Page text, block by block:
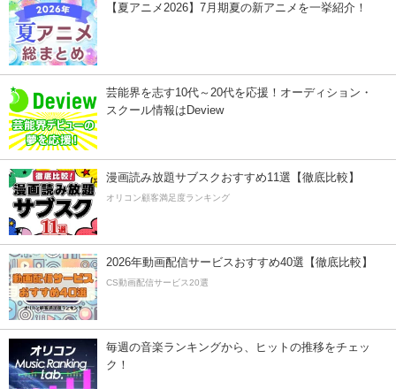
【夏アニメ2026】7月期夏の新アニメを一挙紹介！
芸能界を志す10代～20代を応援！オーディション・
スクール情報はDeview
漫画読み放題サブスクおすすめ11選【徹底比較】
オリコン顧客満足度ランキング
2026年動画配信サービスおすすめ40選【徹底比較】
CS動画配信サービス20選
毎週の音楽ランキングから、ヒットの推移をチェッ
ク！